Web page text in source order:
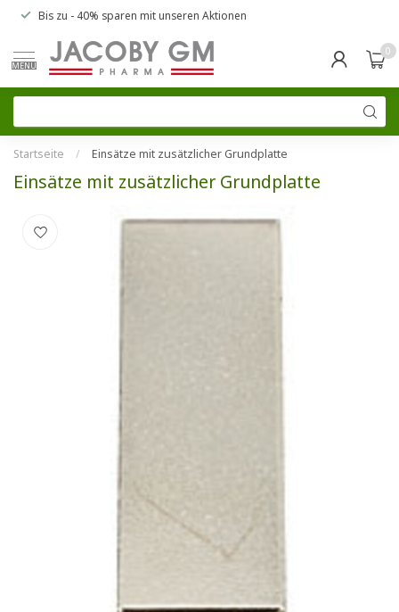
Bis zu - 40% sparen mit unseren Aktionen
MENU
0
Startseite / Einsätze mit zusätzlicher Grundplatte
Einsätze mit zusätzlicher Grundplatte